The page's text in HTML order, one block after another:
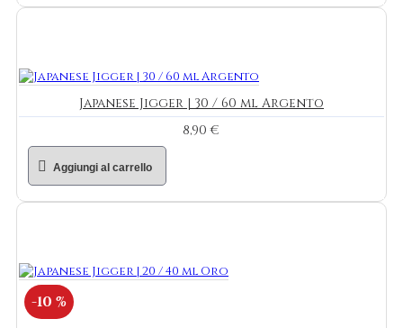
Japanese Jigger | 30 / 60 ml Argento
8,90 €
Aggiungi al carrello
-10 %